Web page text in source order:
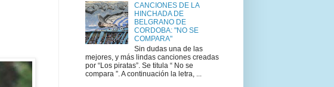
CANCIONES DE LA
HINCHADA DE
BELGRANO DE
CORDOBA: "NO SE
COMPARA"
Sin dudas una de las
mejores, y más lindas canciones creadas
por “Los piratas”. Se titula “ No se
compara ”. A continuación la letra, ...